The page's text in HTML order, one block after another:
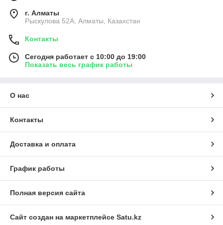
г. Алматы
Рыскулова 52А, Алматы, Казахстан
Контакты
Сегодня работает с 10:00 до 19:00
Показать весь график работы
О нас
Контакты
Доставка и оплата
График работы
Полная версия сайта
Сайт создан на маркетплейсе Satu.kz